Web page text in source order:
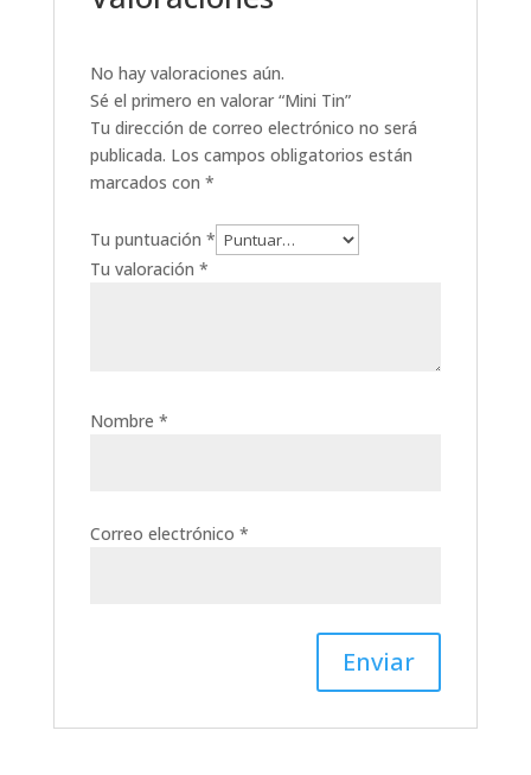
No hay valoraciones aún.
Sé el primero en valorar “Mini Tin”
Tu dirección de correo electrónico no será
publicada. Los campos obligatorios están
marcados con *
Tu puntuación *
Tu valoración *
Nombre *
Correo electrónico *